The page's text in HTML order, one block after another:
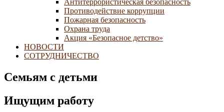
Антитеррористическая безопасность
Противодействие коррупции
Пожарная безопасность
Охрана труда
Акция «Безопасное детство»
НОВОСТИ
СОТРУДНИЧЕСТВО
Семьям с детьми
Ищущим работу